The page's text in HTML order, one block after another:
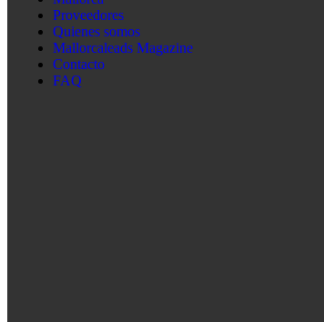
Proveedores
Quienes somos
Mallorcaleads Magazine
Contacto
FAQ